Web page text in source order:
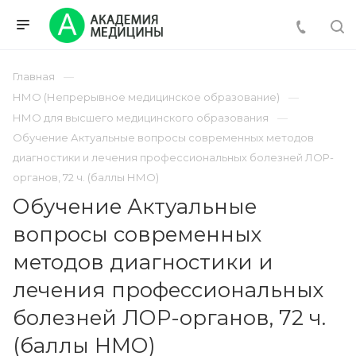
Главная
НМО (Непрерывное медицинское образование)
НМО для высшего медицинского образования
Обучение Актуальные вопросы современных методов
диагностики и лечения профессиональных болезней ЛОР-
органов, 72 ч. (баллы НМО)
Обучение Актуальные
вопросы современных
методов диагностики и
лечения профессиональных
болезней ЛОР-органов, 72 ч.
(баллы НМО)